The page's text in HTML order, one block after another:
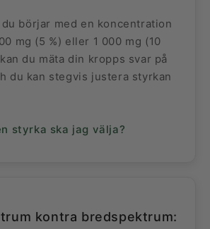
börjar med en koncentration
mg (5 %) eller 1 000 mg (10
du mäta din kropps svar på
du kan stegvis justera styrkan
styrka ska jag välja?
kontra bredspektrum: